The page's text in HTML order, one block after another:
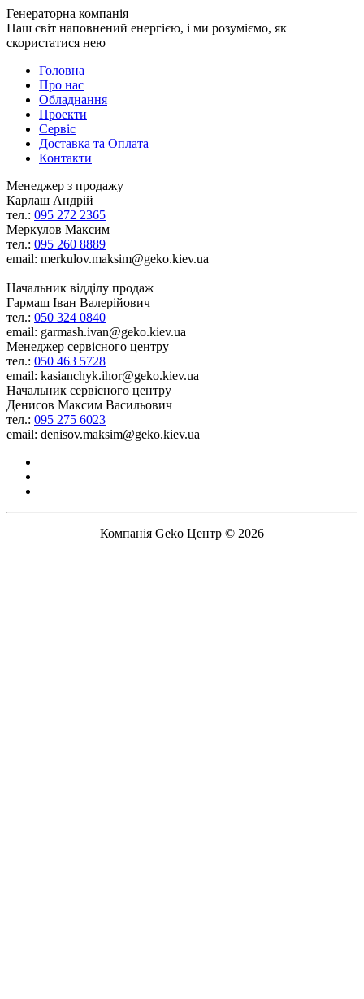
Генераторна компанія
Наш світ наповнений енергією, і ми розуміємо, як
скористатися нею
Головна
Про нас
Обладнання
Проекти
Сервіс
Доставка та Оплата
Контакти
Менеджер з продажу
Карлаш Андрій
тел.: 095 272 2365
Меркулов Максим
тел.: 095 260 8889
email: merkulov.maksim@geko.kiev.ua
Начальник відділу продаж
Гармаш Іван Валерійович
тел.: 050 324 0840
email: garmash.ivan@geko.kiev.ua
Менеджер сервісного центру
тел.: 050 463 5728
email: kasianchyk.ihor@geko.kiev.ua
Начальник сервісного центру
Денисов Максим Васильович
тел.: 095 275 6023
email: denisov.maksim@geko.kiev.ua
Компанія Geko Центр © 2026